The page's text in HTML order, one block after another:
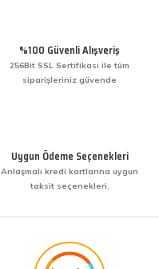
%100 Güvenli Alışveriş
256Bit SSL Sertifikası ile tüm
siparişleriniz güvende
Uygun Ödeme Seçenekleri
Anlaşmalı kredi kartlarına uygun
taksit seçenekleri.